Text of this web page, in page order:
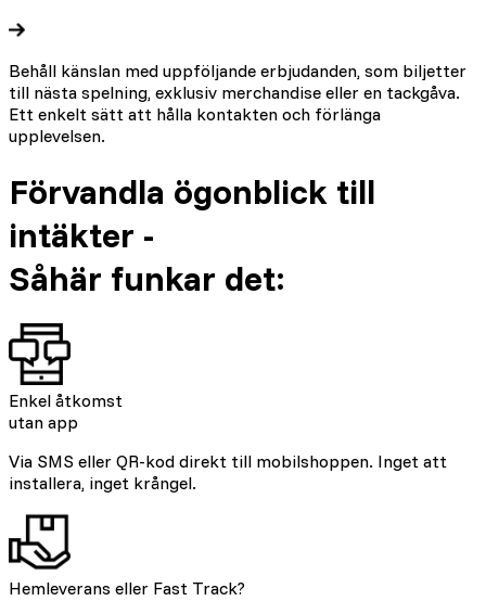
Behåll känslan med uppföljande erbjudanden, som biljetter
till nästa spelning, exklusiv merchandise eller en tackgåva.
Ett enkelt sätt att hålla kontakten och förlänga
upplevelsen.
Förvandla ögonblick till
intäkter -
Såhär funkar det:
Enkel åtkomst
utan app
Via SMS eller QR-kod direkt till mobilshoppen. Inget att
installera, inget krångel.
Hemleverans eller Fast Track?